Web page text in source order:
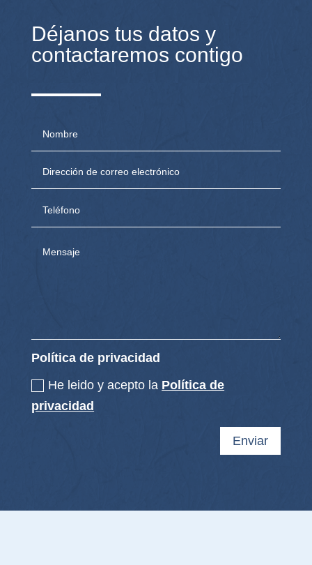
Déjanos tus datos y
contactaremos contigo
Política de privacidad
He leido y acepto la Política de
privacidad
Enviar